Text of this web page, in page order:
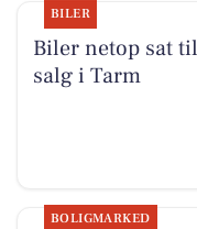
BILER
Biler netop sat til
salg i Tarm
BOLIGMARKED